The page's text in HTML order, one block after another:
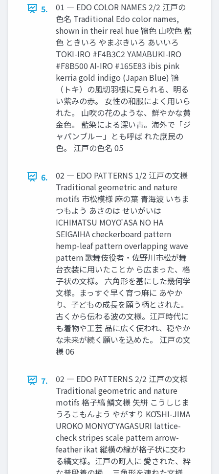
5.
01 ― EDO COLOR NAMES 2/2 江戸の
色名 Traditional Edo color names,
shown in their real hue 鴇色 山吹色 藍
色 ときいろ やまぶきいろ あいいろ
TOKI-IRO #F4B3C2 YAMABUKI-IRO
#F8B500 AI-IRO #165E83 ibis pink
kerria gold indigo (Japan Blue) 鴇
（トキ）の風切羽根に見られる、明る
い紫みの赤。 女性の和服によく用いら
れた。 山吹の花のような、鮮やかな黄
金色。 藍染による深い青。海外で「ジ
ャパンブルー」とも呼ば れた庶民の
色。 江戸の色名 05
6.
02 ― EDO PATTERNS 1/2 江戸の文様
Traditional geometric and nature
motifs 市松模様 麻の葉 青海波 いちま
つもよう あさのは せいがいは
ICHIMATSU MOYŌ ASA NO HA
SEIGAIHA checkerboard pattern
hemp-leaf pattern overlapping wave
pattern 歌舞伎役者・佐野川市松が舞
台衣装に用いたことか ら広まった、格
子状の文様。 六角形を基にした幾何学
文様。まっすぐ早く育つ麻に あやか
り、子どもの成長を願う柄とされた。
古くから伝わる波の文様。江戸時代に
も着物や工芸 品に広く使われ、穏やか
な未来が続く願いを込めた。 江戸の文
様 06
7.
02 ― EDO PATTERNS 2/2 江戸の文様
Traditional geometric and nature
motifs 格子縞 鱗文様 矢絣 こうしじま
うろこもんよう やがすり KŌSHI-JIMA
UROKO MONYŌ YAGASURI lattice-
check stripes scale pattern arrow-
feather ikat 縦横の線が格子状に交わ
る縞文様。江戸の町人に 愛された、粋